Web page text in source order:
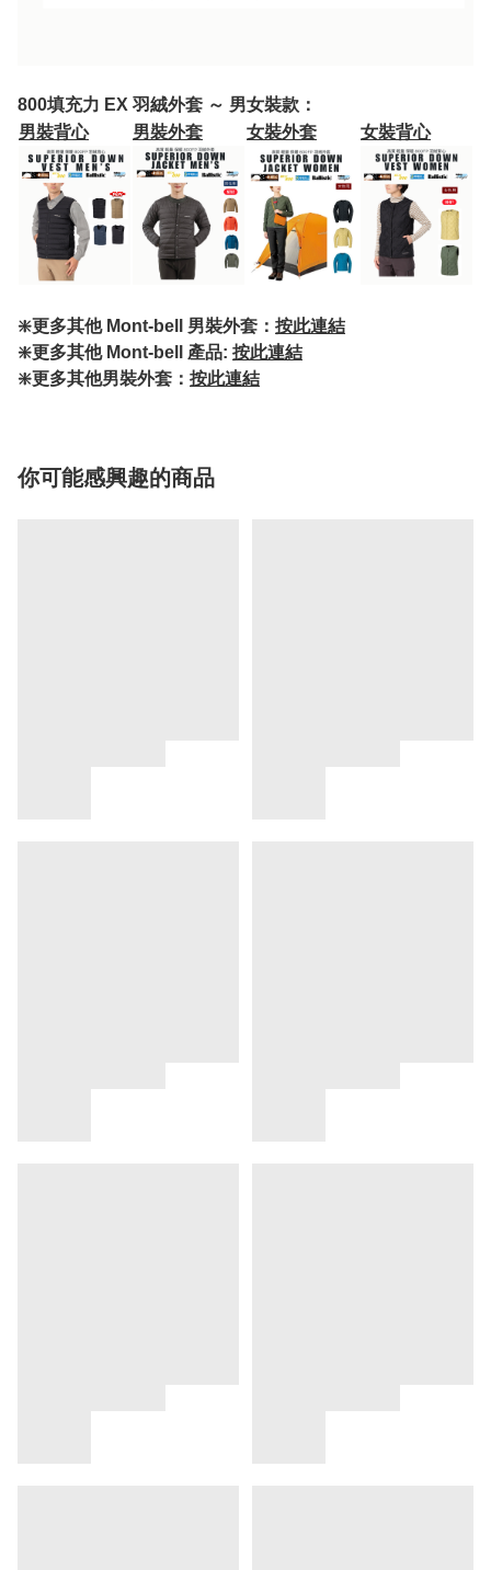
800填充力 EX 羽絨外套 ～ 男女裝款：
男裝背心
男裝外套 女裝外套 女裝背心
❇️更多其他 Mont-bell 男裝外套： 按此連結
❇️更多其他 Mont-bell 產品: 按此連結
❇️更多其他男裝外套： 按此連結
你可能感興趣的商品